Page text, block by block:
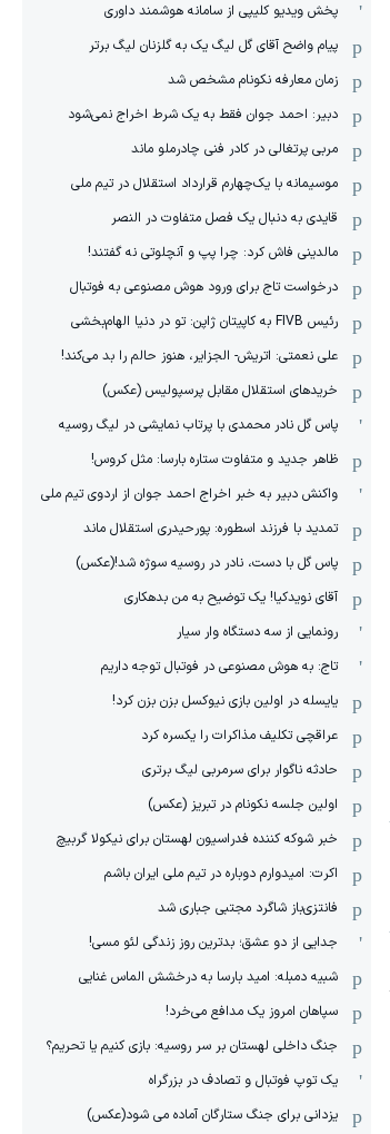
پخش ویدیو کلیپی از سامانه هوشمند داوری
پیام واضح آقای گل لیگ یک به گلزنان لیگ برتر
زمان معارفه نکونام مشخص شد
دبیر: احمد جوان فقط به یک شرط اخراج نمی‌شود
مربی پرتغالی در کادر فنی چادرملو ماند
موسیمانه با یک‌چهارم قرارداد استقلال در تیم ملی
قایدی به دنبال یک فصل متفاوت در النصر
مالدینی فاش کرد: چرا پپ و آنچلوتی نه گفتند!
درخواست تاج برای ورود هوش مصنوعی به فوتبال
رئیس FIVB به کاپیتان ژاپن: تو در دنیا الهام‌بخشی
علی نعمتی: اتریش- الجزایر، هنوز حالم را بد می‌کند!
خریدهای استقلال مقابل پرسپولیس (عکس)
پاس گل نادر محمدی با پرتاب نمایشی در لیگ روسیه
ظاهر جدید و متفاوت ستاره بارسا: مثل کروس!
واکنش دبیر به خبر اخراج احمد جوان از اردوی تیم ملی
تمدید با فرزند اسطوره: پورحیدری استقلال ماند
پاس گل با دست، نادر در روسیه سوژه شد!(عکس)
آقای نویدکیا! یک توضیح به من بدهکاری
رونمایی از سه دستگاه وار سیار
تاج: به هوش مصنوعی در فوتبال توجه داریم
یایسله در اولین بازی نیوکسل بزن بزن کرد!
عراقچی تکلیف مذاکرات را یکسره کرد
حادثه ناگوار برای سرمربی لیگ برتری
اولین جلسه نکونام در تبریز (عکس)
خبر شوکه کننده فدراسیون لهستان برای نیکولا گربیچ
اکرت: امیدوارم دوباره در تیم ملی ایران باشم
فانتزی‌باز شاگرد مجتبی جباری شد
جدایی از دو عشق؛ بدترین روز زندگی لئو مسی!
شبیه دمبله: امید بارسا به درخشش الماس غنایی
سپاهان امروز یک مدافع می‌خرد!
جنگ داخلی لهستان بر سر روسیه: بازی کنیم یا تحریم؟
یک توپ فوتبال و تصادف در بزرگراه
یزدانی برای جنگ ستارگان آماده می شود(عکس)